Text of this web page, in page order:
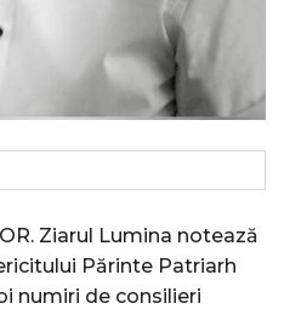
Ziarul Lumina notează
Părinte Patriarh
numiri de consilieri